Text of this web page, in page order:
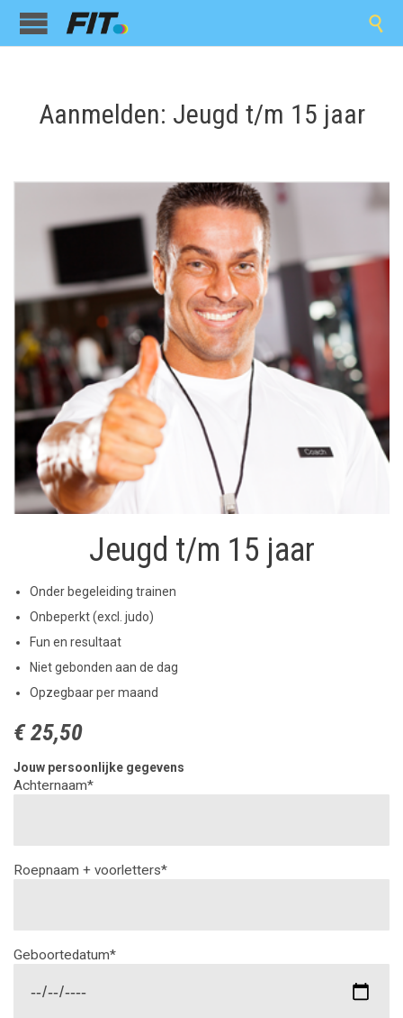

Aanmelden: Jeugd t/m 15 jaar
Jeugd t/m 15 jaar
Onder begeleiding trainen
Onbeperkt (excl. judo)
Fun en resultaat
Niet gebonden aan de dag
Opzegbaar per maand
€ 25,50
Jouw persoonlijke gegevens
Achternaam*
Roepnaam + voorletters*
Geboortedatum*